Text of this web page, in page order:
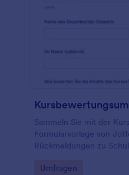
Sammeln Sie mit der
Formularvorlage von
Rückmeldungen zu
verbessern Sie Ihre
Go to Category:
Umfragen